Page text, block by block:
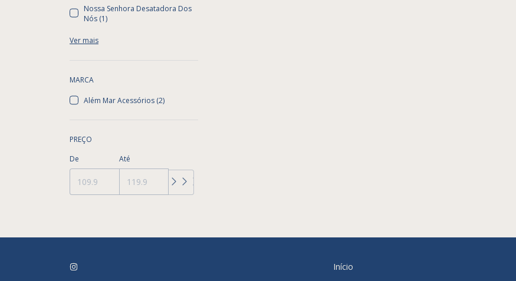
Nossa Senhora Desatadora Dos
Nós (1)
Ver mais
MARCA
Além Mar Acessórios (2)
PREÇO
De
Até
Início